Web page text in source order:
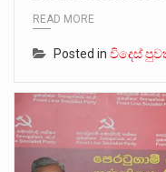
READ MORE
Posted in විදෙස්